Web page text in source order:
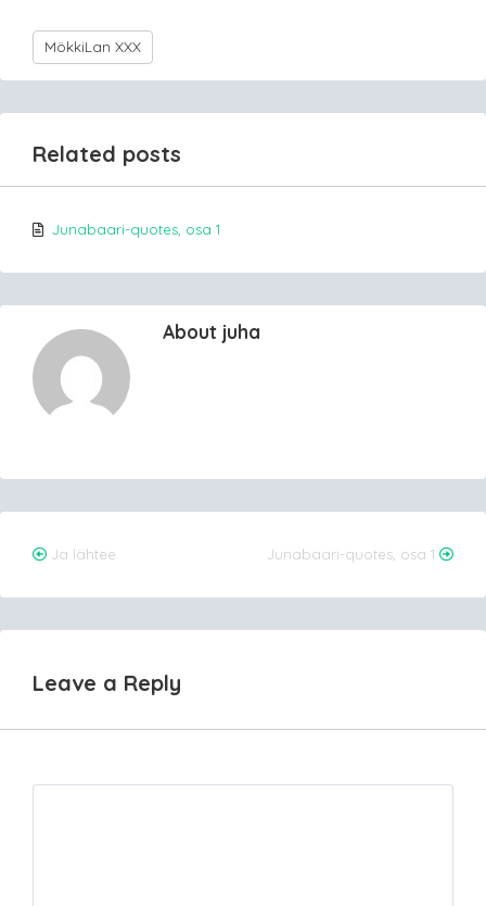
MökkiLan XXX
Related posts
Junabaari-quotes, osa 1
About juha
Post
navigation
Ja lähtee Junabaari-quotes, osa 1
Leave a Reply